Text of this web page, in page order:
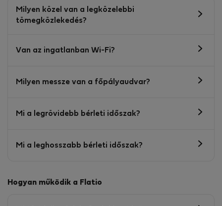
Milyen közel van a legközelebbi
tömegközlekedés?
Van az ingatlanban Wi-Fi?
Milyen messze van a főpályaudvar?
Mi a legrövidebb bérleti időszak?
Mi a leghosszabb bérleti időszak?
Hogyan működik a Flatio